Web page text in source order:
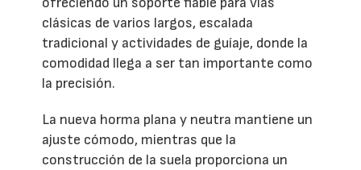
clásicas de varios largos, escalada
tradicional y actividades de guíaje, donde la
comodidad llega a ser tan importante como
la precisión.
La nueva horma plana y neutra mantiene un
ajuste cómodo, mientras que la
construcción de la suela proporciona un